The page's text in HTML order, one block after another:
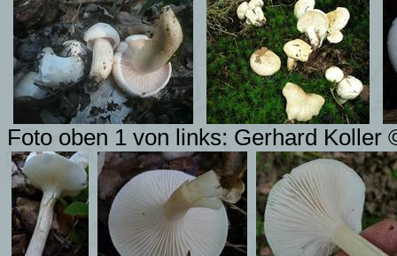
Foto oben 1 von links: Gerhard Koller